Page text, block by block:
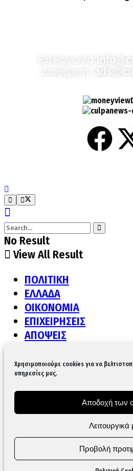
Χρησιμοποιούμε cookies για να
υπηρεσίες μας.
Αποδοχή των
Λειτουργικά
Προβολή
Διαφήμιση:
No Result
View All Result
ΠΟΛΙΤΙΚΗ
ΕΛΛΑΔΑ
ΟΙΚΟΝΟΜΙΑ
ΕΠΙΧΕΙΡΗΣΕΙΣ
ΑΠΟΨΕΙΣ
ΠΟΛΙΤΙΣΜΟΣ
ΥΓΕΙΑ
LIFE
GASTRONOMY
ΚΟΙΝΩΝΙΑ
AUTO & MOTO